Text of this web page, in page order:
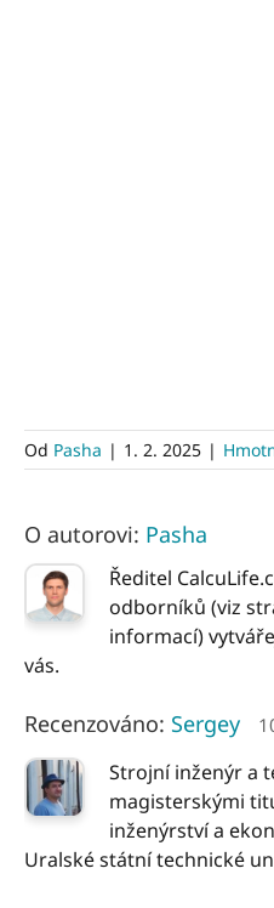
Od Pasha | 1. 2. 2025 |
O autorovi: Pasha
Ředitel
odborníků (viz
informací)
vás.
Recenzováno: Sergey
Strojní inženýr a
magisterskými
inženýrství a
Uralské státní technické